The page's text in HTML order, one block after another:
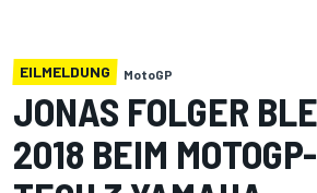
EILMELDUNG MotoGP
JONAS FOLGER
2018 BEIM